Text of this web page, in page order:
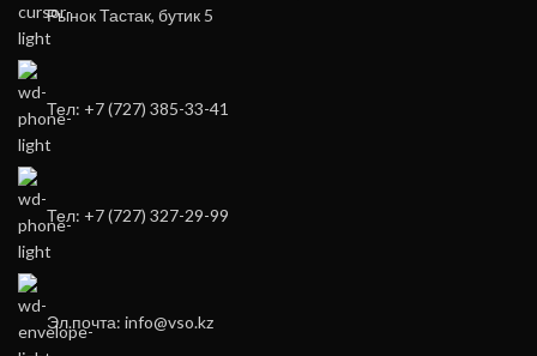
Рынок Тастак, бутик 5
Тел: +7 (727) 385-33-41
Тел: +7 (727) 327-29-99
Эл.почта: info@vso.kz